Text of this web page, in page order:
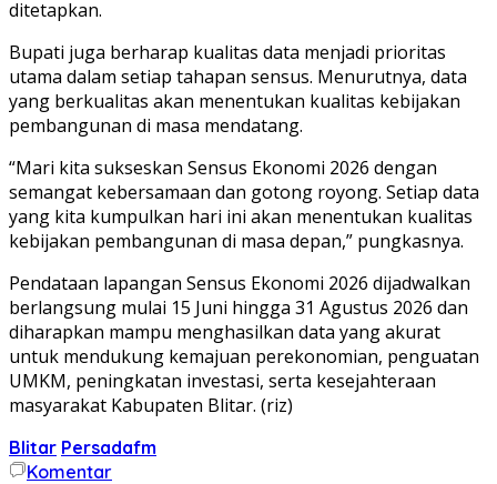
ditetapkan.
Bupati juga berharap kualitas data menjadi prioritas
utama dalam setiap tahapan sensus. Menurutnya, data
yang berkualitas akan menentukan kualitas kebijakan
pembangunan di masa mendatang.
“Mari kita sukseskan Sensus Ekonomi 2026 dengan
semangat kebersamaan dan gotong royong. Setiap data
yang kita kumpulkan hari ini akan menentukan kualitas
kebijakan pembangunan di masa depan,” pungkasnya.
Pendataan lapangan Sensus Ekonomi 2026 dijadwalkan
berlangsung mulai 15 Juni hingga 31 Agustus 2026 dan
diharapkan mampu menghasilkan data yang akurat
untuk mendukung kemajuan perekonomian, penguatan
UMKM, peningkatan investasi, serta kesejahteraan
masyarakat Kabupaten Blitar. (riz)
Blitar Persadafm
Komentar